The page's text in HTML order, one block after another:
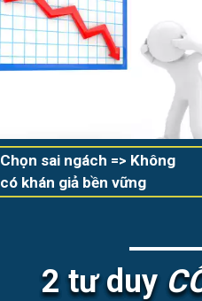
Chọn sai ngách => Không
có khán giả bền vững
2 tư duy